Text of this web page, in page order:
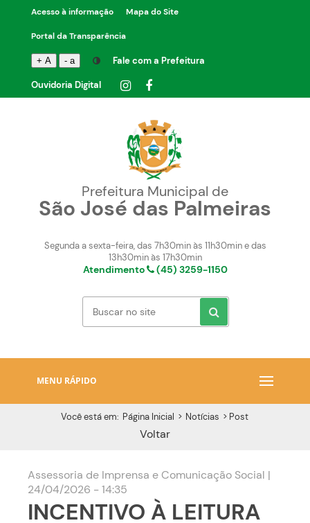
Acesso à informação Mapa do Site
Portal da Transparência
+ A - a Fale com a Prefeitura
Ouvidoria Digital
Prefeitura Municipal de
São José das Palmeiras
Segunda a sexta-feira, das 7h30min às 11h30min e das
13h30min às 17h30min
Atendimento (45) 3259-1150
MENU RÁPIDO
Você está em: Página Inicial > Notícias > Post
Voltar
Assessoria de Imprensa e Comunicação Social |
24/04/2026 - 14:35
INCENTIVO À LEITURA